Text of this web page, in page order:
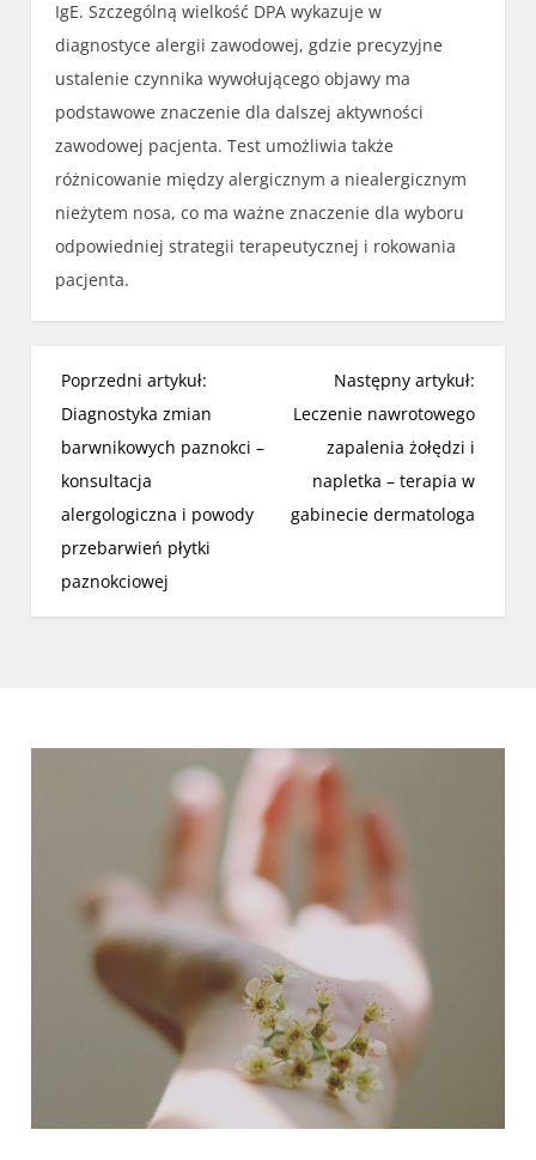
IgE. Szczególną wielkość DPA wykazuje w
diagnostyce alergii zawodowej, gdzie precyzyjne
ustalenie czynnika wywołującego objawy ma
podstawowe znaczenie dla dalszej aktywności
zawodowej pacjenta. Test umożliwia także
różnicowanie między alergicznym a niealergicznym
nieżytem nosa, co ma ważne znaczenie dla wyboru
odpowiedniej strategii terapeutycznej i rokowania
pacjenta.
N
a
w
i
g
a
c
Poprzedni artykuł:
Diagnostyka zmian
barwnikowych paznokci –
konsultacja
alergologiczna i powody
przebarwień płytki
paznokciowej
Następny artykuł:
Leczenie nawrotowego
zapalenia żołędzi i
napletka – terapia w
gabinecie dermatologa